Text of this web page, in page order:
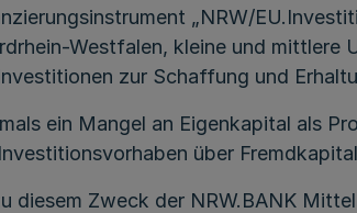
„NRW/
Westfalen, kleine und
zur Schaffung und
ein Mangel an Eigenkapital als
über
diesem Zweck der NRW.BANK